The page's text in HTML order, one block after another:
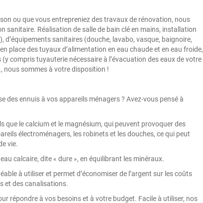
ou que vous entrepreniez des travaux de rénovation, nous
sanitaire. Réalisation de salle de bain clé en mains, installation
d’équipements sanitaires (douche, lavabo, vasque, baignoire,
place des tuyaux d’alimentation en eau chaude et en eau froide,
compris tuyauterie nécessaire à l’évacuation des eaux de votre
nous sommes à votre disposition !
des ennuis à vos appareils ménagers ? Avez-vous pensé à
que le calcium et le magnésium, qui peuvent provoquer des
électroménagers, les robinets et les douches, ce qui peut
vie.
calcaire, dite « dure », en équilibrant les minéraux.
à utiliser et permet d’économiser de l’argent sur les coûts
et des canalisations.
répondre à vos besoins et à votre budget. Facile à utiliser, nos